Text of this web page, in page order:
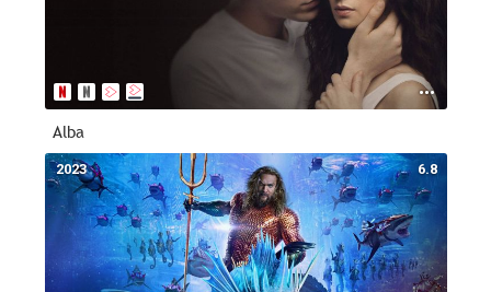
Alba
6.8
2023